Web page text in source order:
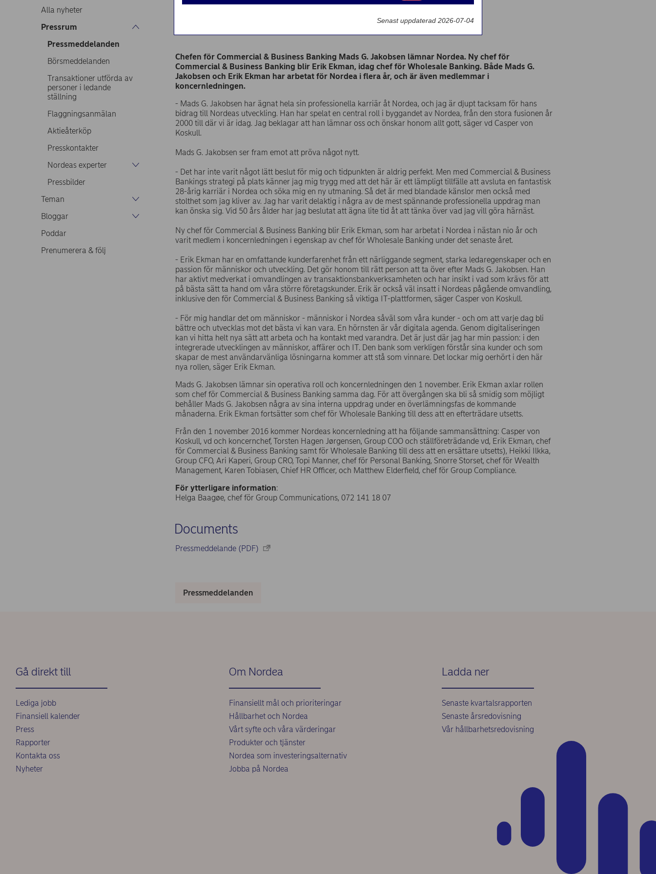
Alla nyheter
Pressrum
Pressmeddelanden
Börsmeddelanden
Transaktioner utförda av
personer i ledande
ställning
Flaggningsanmälan
Aktieåterköp
Presskontakter
Nordeas experter
Pressbilder
Teman
Bloggar
Poddar
Prenumerera & följ
Chefen för Commercial & Business Banking Mads G. Jakobsen lämnar Nordea. Ny chef för
Commercial & Business Banking blir Erik Ekman, idag chef för Wholesale Banking. Både Mads G.
Jakobsen och Erik Ekman har arbetat för Nordea i flera år, och är även medlemmar i
koncernledningen.
- Mads G. Jakobsen har ägnat hela sin professionella karriär åt Nordea, och jag är djupt tacksam för hans
bidrag till Nordeas utveckling. Han har spelat en central roll i byggandet av Nordea, från den stora fusionen år
2000 till där vi är idag. Jag beklagar att han lämnar oss och önskar honom allt gott, säger vd Casper von
Koskull.
Mads G. Jakobsen ser fram emot att pröva något nytt.
- Det har inte varit något lätt beslut för mig och tidpunkten är aldrig perfekt. Men med Commercial & Business
Bankings strategi på plats känner jag mig trygg med att det här är ett lämpligt tillfälle att avsluta en fantastisk
28-årig karriär i Nordea och söka mig en ny utmaning. Så det är med blandade känslor men också med
stolthet som jag kliver av. Jag har varit delaktig i några av de mest spännande professionella uppdrag man
kan önska sig. Vid 50 års ålder har jag beslutat att ägna lite tid åt att tänka över vad jag vill göra härnäst.
Ny chef för Commercial & Business Banking blir Erik Ekman, som har arbetat i Nordea i nästan nio år och
varit medlem i koncernledningen i egenskap av chef för Wholesale Banking under det senaste året.
- Erik Ekman har en omfattande kunderfarenhet från ett närliggande segment, starka ledaregenskaper och en
passion för människor och utveckling. Det gör honom till rätt person att ta över efter Mads G. Jakobsen. Han
har aktivt medverkat i omvandlingen av transaktionsbankverksamheten och har insikt i vad som krävs för att
på bästa sätt ta hand om våra större företagskunder. Erik är också väl insatt i Nordeas pågående omvandling,
inklusive den för Commercial & Business Banking så viktiga IT-plattformen, säger Casper von Koskull.
- För mig handlar det om människor - människor i Nordea såväl som våra kunder - och om att varje dag bli
bättre och utvecklas mot det bästa vi kan vara. En hörnsten är vår digitala agenda. Genom digitaliseringen
kan vi hitta helt nya sätt att arbeta och ha kontakt med varandra. Det är just där jag har min passion: i den
integrerade utvecklingen av människor, affärer och IT. Den bank som verkligen förstår sina kunder och som
skapar de mest användarvänliga lösningarna kommer att stå som vinnare. Det lockar mig oerhört i den här
nya rollen, säger Erik Ekman.
Mads G. Jakobsen lämnar sin operativa roll och koncernledningen den 1 november. Erik Ekman axlar rollen
som chef för Commercial & Business Banking samma dag. För att övergången ska bli så smidig som möjligt
behåller Mads G. Jakobsen några av sina interna uppdrag under en överlämningsfas de kommande
månaderna. Erik Ekman fortsätter som chef för Wholesale Banking till dess att en efterträdare utsetts.
Från den 1 november 2016 kommer Nordeas koncernledning att ha följande sammansättning: Casper von
Koskull, vd och koncernchef, Torsten Hagen Jørgensen, Group COO och ställföreträdande vd, Erik Ekman, chef
för Commercial & Business Banking samt för Wholesale Banking till dess att en ersättare utsetts), Heikki Ilkka,
Group CFO, Ari Kaperi, Group CRO, Topi Manner, chef för Personal Banking, Snorre Storset, chef för Wealth
Management, Karen Tobiasen, Chief HR Officer, och Matthew Elderfield, chef för Group Compliance.
För ytterligare information:
Helga Baagøe, chef för Group Communications, 072 141 18 07
Documents
Pressmeddelande (PDF)
Pressmeddelanden
Gå direkt till
Lediga jobb
Finansiell kalender
Press
Rapporter
Kontakta oss
Nyheter
Om Nordea
Finansiellt mål och prioriteringar
Hållbarhet och Nordea
Vårt syfte och våra värderingar
Produkter och tjänster
Nordea som investeringsalternativ
Jobba på Nordea
Ladda ner
Senaste kvartalsrapporten
Senaste årsredovisning
Vår hållbarhetsredovisning
Marknadsföring
Senast uppdaterad 2026-07-04